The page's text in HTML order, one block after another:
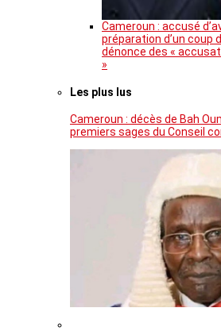
Cameroun : accusé
préparation d’un coup
dénonce des «
»
Les plus lus
Cameroun : décès de Bah
premiers sages du Conseil